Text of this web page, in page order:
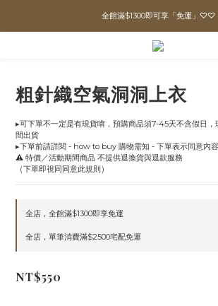
直播喊單享更優惠價格！！
直播喊單享更優惠價格！！
「VIP享88折優惠、VVIP享85折優惠
粗針織空氣洞洞上衣
▸可下單不一定是有現貨唷，預購商品須7-45天不含假日
間出貨
▸下單前請詳閱 - how to buy 購物需知 - 下單表示同意內容
⚠️ 特價／活動期間商品 不提供退換貨與退款服務
（下單即視同同意此規則）
全店，全館滿$1300即享免運
全店，單筆消費滿$2500宅配免運
NT$550